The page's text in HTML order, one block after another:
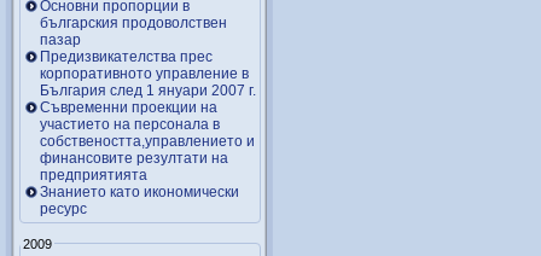
Основни пропорции в
българския продоволствен
пазар
Предизвикателства прес
корпоративното управление в
България след 1 януари 2007 г.
Съвременни проекции на
участието на персонала в
собствеността,управлението и
финансовите резултати на
предприятията
Знанието като икономически
ресурс
2009